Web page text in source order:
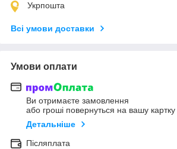
Укрпошта
Всі умови доставки
Умови оплати
Ви отримаєте замовлення
або гроші повернуться на вашу картку
Детальніше
Післяплата